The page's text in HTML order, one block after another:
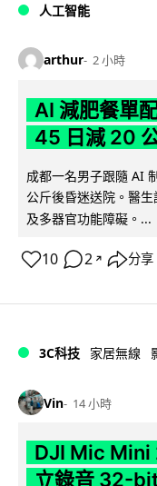
人工智能
arthur 2 小時
AI 減肥餐單
45 日減 20
成都一名男子跟隨 AI
公斤後昏迷送院。醫
及多器官功能障礙。...
10 2 ↗ 分享
3C科技 家居無線
Vin 14 小時
DJI Mic Mini
立錄音 32-